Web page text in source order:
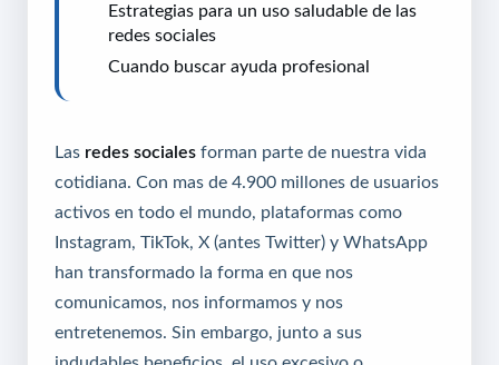
Estrategias para un uso saludable de las
redes sociales
Cuando buscar ayuda profesional
Las redes sociales forman parte de nuestra vida
cotidiana. Con mas de 4.900 millones de usuarios
activos en todo el mundo, plataformas como
Instagram, TikTok, X (antes Twitter) y WhatsApp
han transformado la forma en que nos
comunicamos, nos informamos y nos
entretenemos. Sin embargo, junto a sus